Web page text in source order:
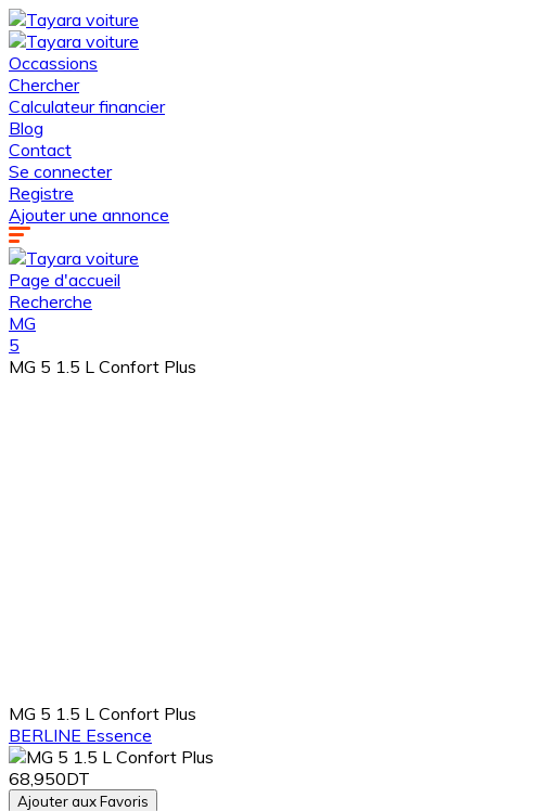
Occassions
Chercher
Calculateur financier
Blog
Contact
Se connecter
Registre
Ajouter une annonce
Page d'accueil
Recherche
MG
5
MG 5 1.5 L Confort Plus
MG 5 1.5 L Confort Plus
BERLINE Essence
68,950DT
Ajouter aux Favoris